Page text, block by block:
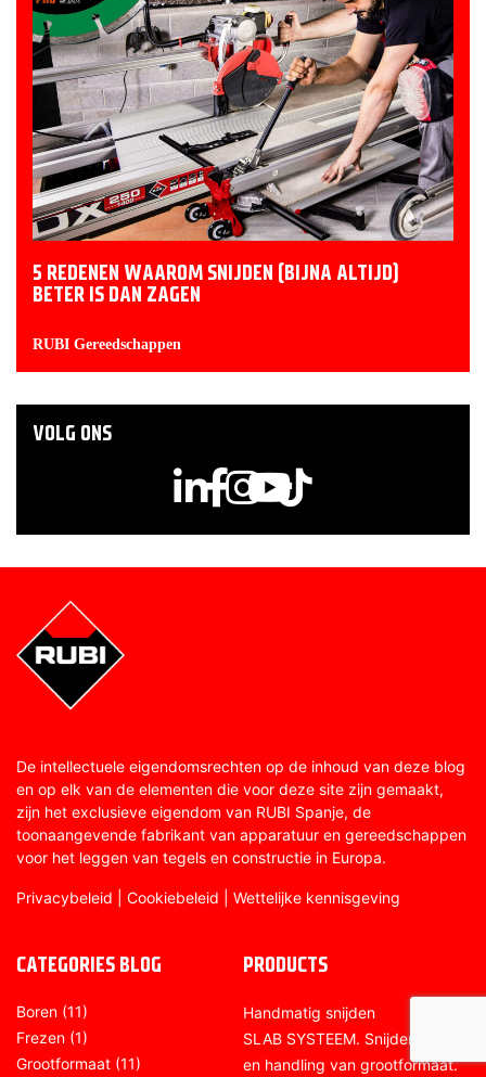
5 REDENEN WAAROM SNIJDEN (BIJNA ALTIJD)
BETER IS DAN ZAGEN
RUBI Gereedschappen
VOLG ONS
De intellectuele eigendomsrechten op de inhoud van deze blog
en op elk van de elementen die voor deze site zijn gemaakt,
zijn het exclusieve eigendom van RUBI Spanje, de
toonaangevende fabrikant van apparatuur en gereedschappen
voor het leggen van tegels en constructie in Europa.
Privacybeleid Cookiebeleid Wettelijke kennisgeving
CATEGORIES BLOG
Boren (11)
Frezen (1)
Grootformaat (11)
PRODUCTS
Handmatig snijden
SLAB SYSTEEM. Snijden, zagen
en handling van grootformaat.